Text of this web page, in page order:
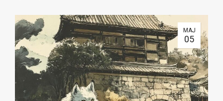
MAJ
05